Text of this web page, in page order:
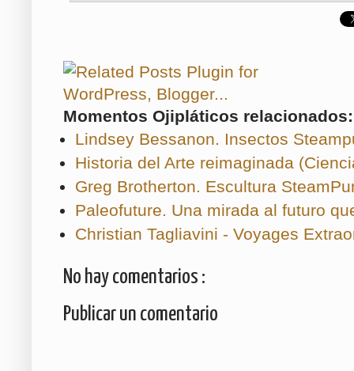
Momentos Ojipláticos relacionados:
Lindsey Bessanon. Insectos
Historia del Arte reimaginada
Greg Brotherton. Escultura
Paleofuture. Una mirada al futuro
Christian Tagliavini - Voyages
No hay comentarios :
Publicar un comentario